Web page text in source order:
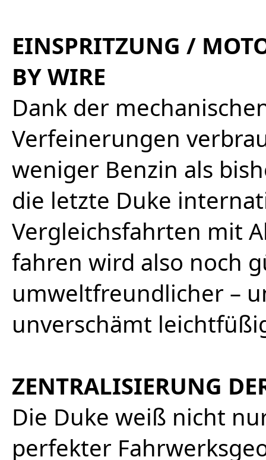
EINSPRITZUNG /
BY WIRE
Dank der
Verfeinerungen
weniger Benzin als
die letzte Duke
Vergleichsfahrten mit
fahren wird also noch
umweltfreundlicher –
unverschämt
ZENTRALISIERUNG
Die Duke weiß nicht
perfekter